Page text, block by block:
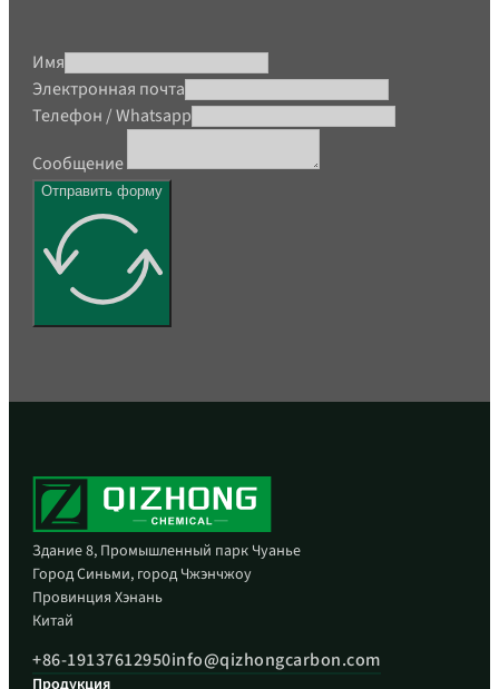
Имя
Электронная почта
Телефон / Whatsapp
Сообщение
Отправить форму
Здание 8, Промышленный парк Чуанье
Город Синьми, город Чжэнчжоу
Провинция Хэнань
Китай
+86-19137612950info@qizhongcarbon.com
Продукция